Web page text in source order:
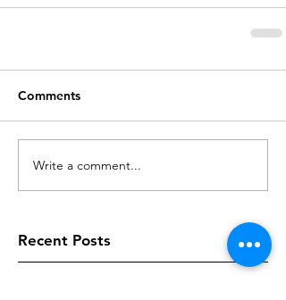
Comments
Write a comment...
Recent Posts